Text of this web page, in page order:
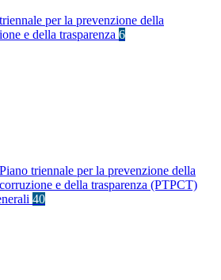
per la prevenzione della
e della trasparenza 6
Piano triennale per la prevenzione della
corruzione e della trasparenza (PTPCT)
40